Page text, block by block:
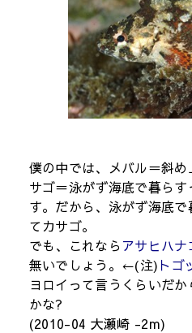
僕の中では、メバル＝斜
サゴ＝泳がず海底で暮ら
す。だから、泳がず海底
てカサゴ。
でも、これならアサヒハナ
無いでしょう。←(注) トゴ
ヨロイって言うくらいだ
かな?
(2010-04 大瀬崎 -2m)